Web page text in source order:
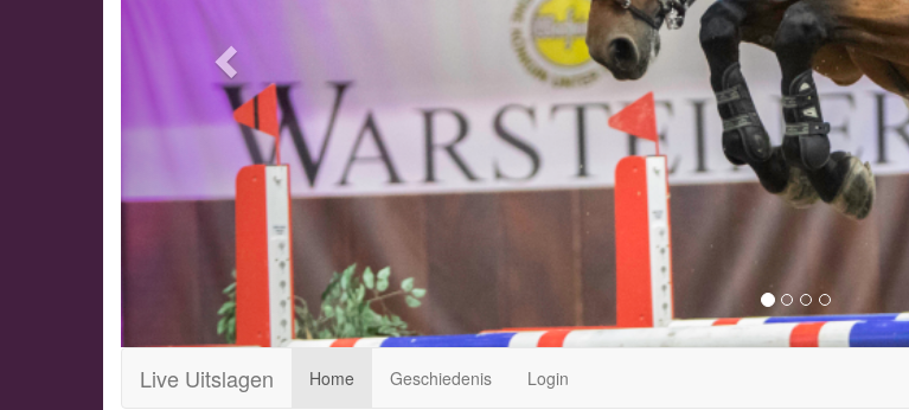
Live Uitslagen Home Geschiedenis Login